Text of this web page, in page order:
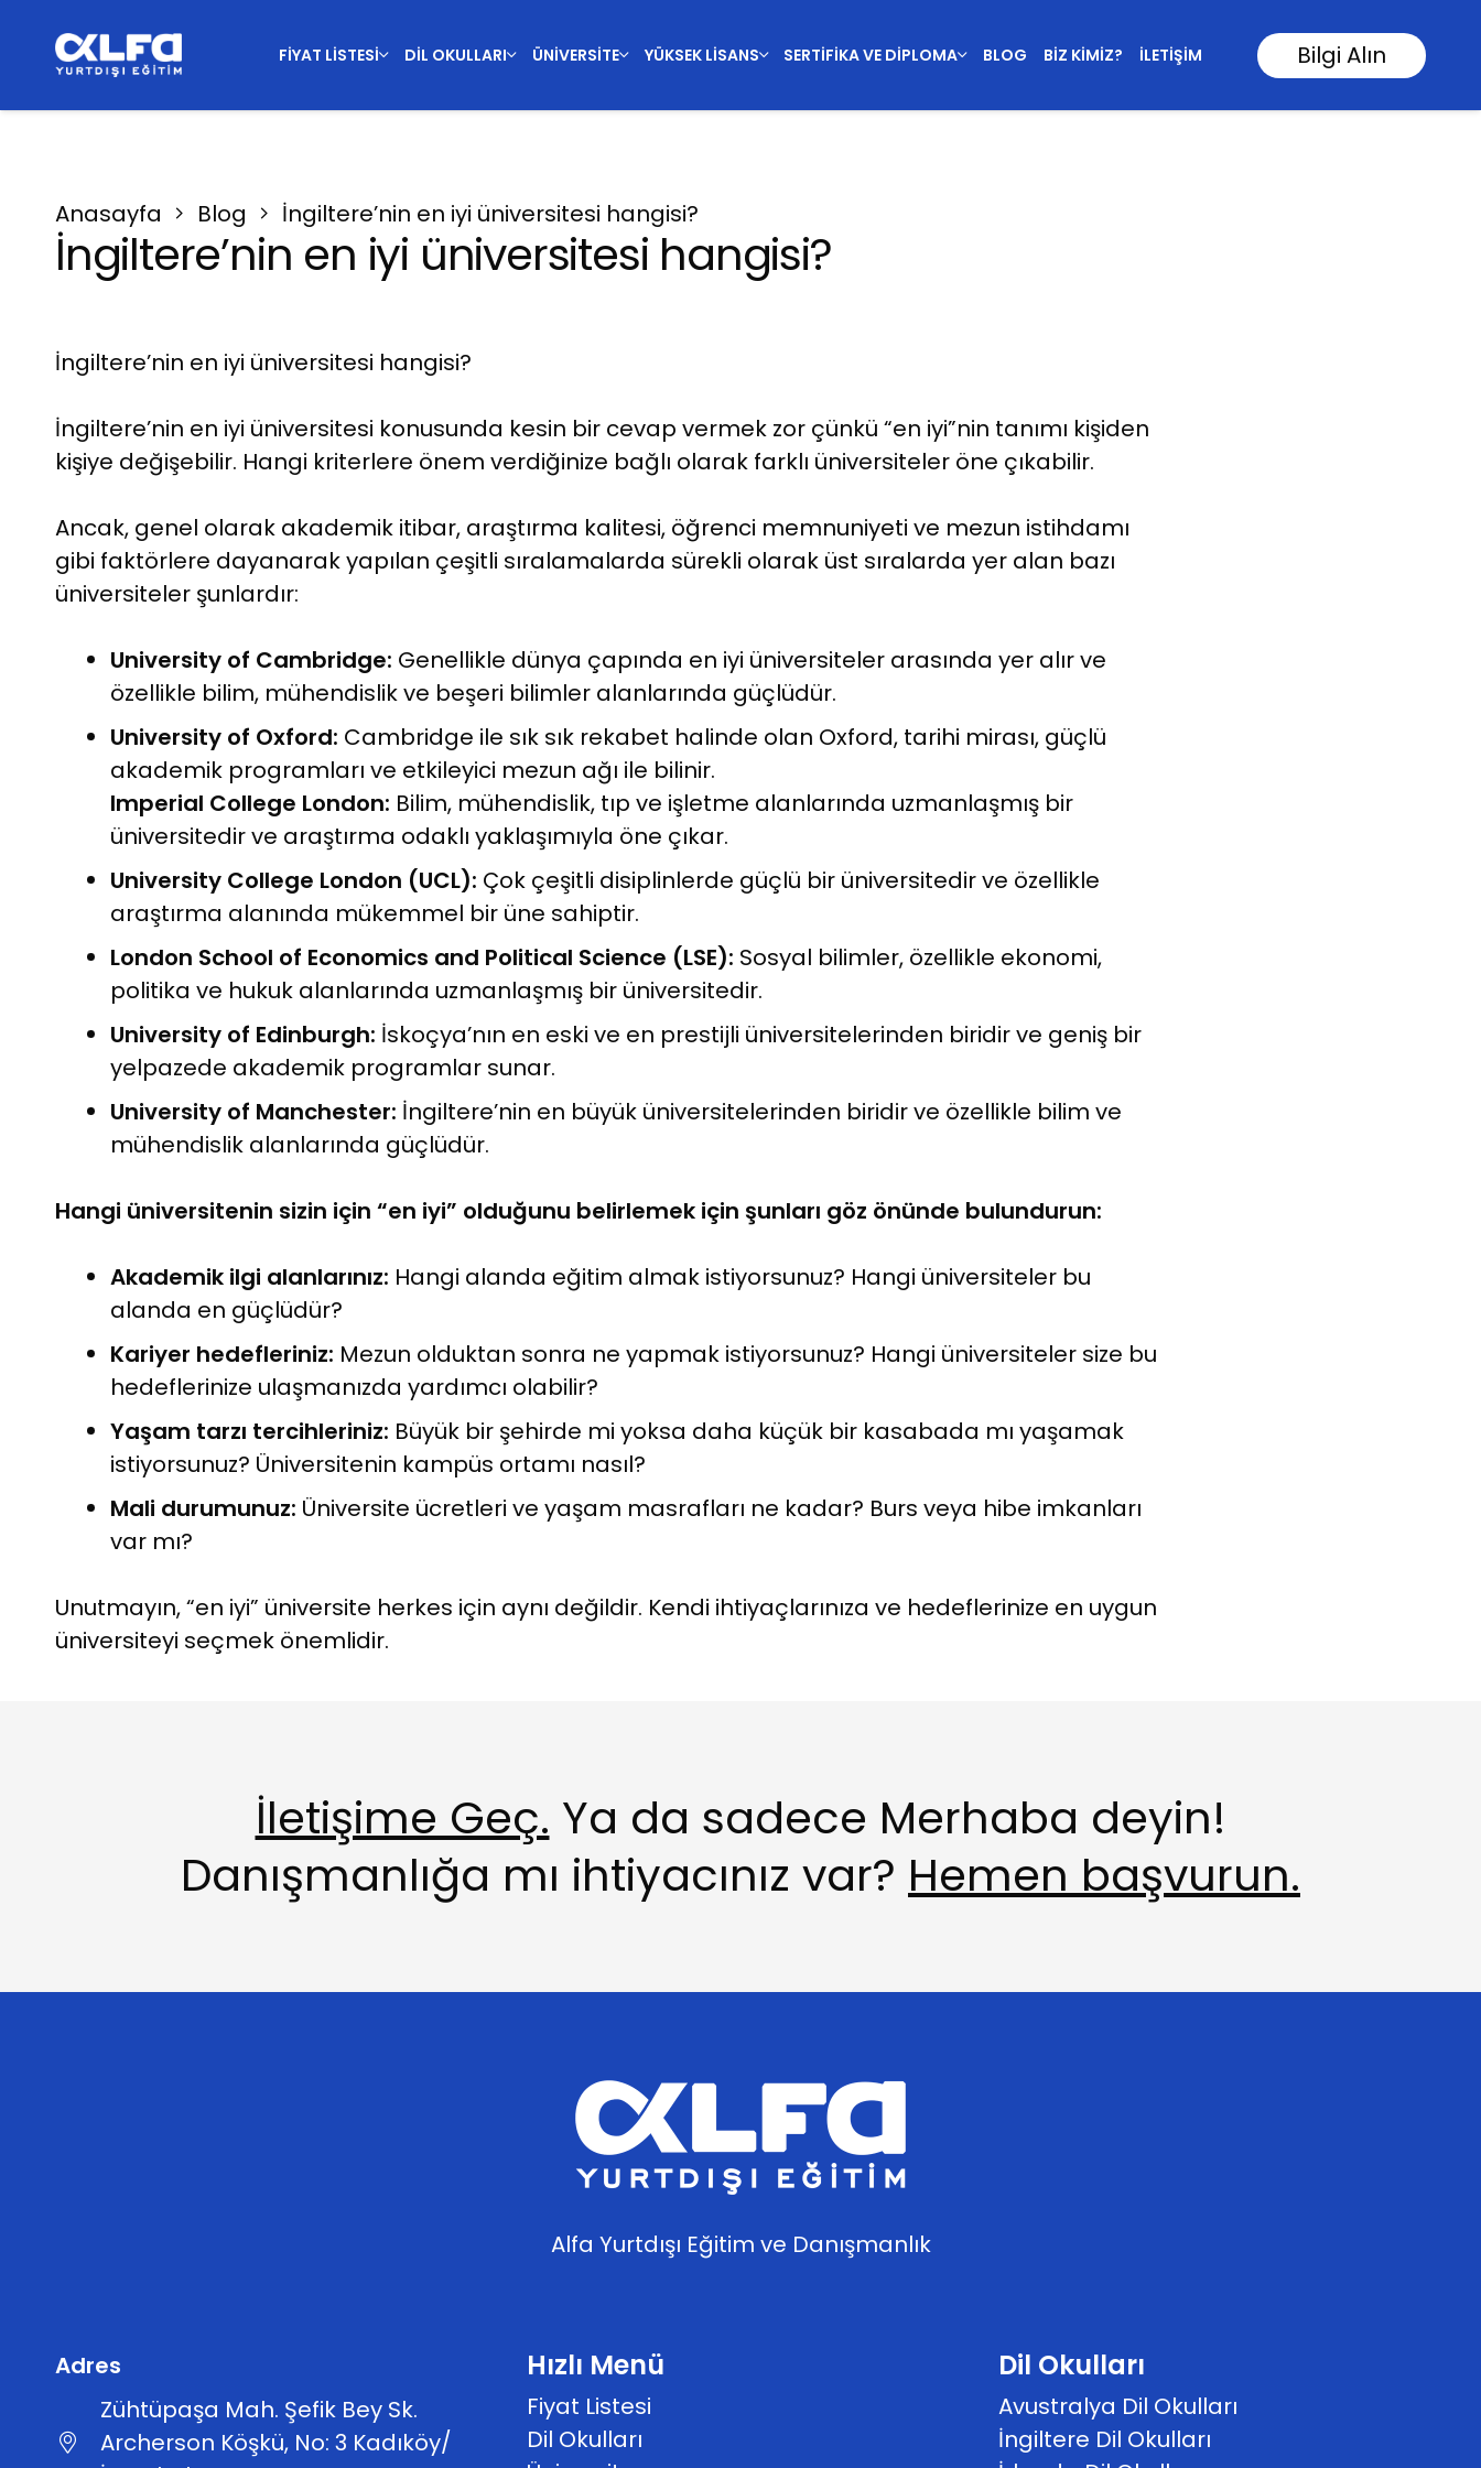
FIYAT LISTESI DIL OKULLARI ÜNIVERSITE YÜKSEK LISANS SERTIFIKA VE DIPLOMA BLOG BIZ KIMIZ? İLETIŞIM Bilgi Alın
Anasayfa Blog İngiltere’nin en iyi üniversitesi hangisi?
İngiltere’nin en iyi üniversitesi hangisi?
İngiltere’nin en iyi üniversitesi hangisi?
İngiltere’nin en iyi üniversitesi konusunda kesin bir cevap vermek zor çünkü “en iyi”nin tanımı kişiden
kişiye değişebilir. Hangi kriterlere önem verdiğinize bağlı olarak farklı üniversiteler öne çıkabilir.
Ancak, genel olarak akademik itibar, araştırma kalitesi, öğrenci memnuniyeti ve mezun istihdamı
gibi faktörlere dayanarak yapılan çeşitli sıralamalarda sürekli olarak üst sıralarda yer alan bazı
üniversiteler şunlardır:
University of Cambridge: Genellikle dünya çapında en iyi üniversiteler arasında yer alır ve
özellikle bilim, mühendislik ve beşeri bilimler alanlarında güçlüdür.
University of Oxford: Cambridge ile sık sık rekabet halinde olan Oxford, tarihi mirası, güçlü
akademik programları ve etkileyici mezun ağı ile bilinir.
Imperial College London: Bilim, mühendislik, tıp ve işletme alanlarında uzmanlaşmış bir
üniversitedir ve araştırma odaklı yaklaşımıyla öne çıkar.
University College London (UCL): Çok çeşitli disiplinlerde güçlü bir üniversitedir ve özellikle
araştırma alanında mükemmel bir üne sahiptir.
London School of Economics and Political Science (LSE): Sosyal bilimler, özellikle ekonomi,
politika ve hukuk alanlarında uzmanlaşmış bir üniversitedir.
University of Edinburgh: İskoçya’nın en eski ve en prestijli üniversitelerinden biridir ve geniş bir
yelpazede akademik programlar sunar.
University of Manchester: İngiltere’nin en büyük üniversitelerinden biridir ve özellikle bilim ve
mühendislik alanlarında güçlüdür.
Hangi üniversitenin sizin için “en iyi” olduğunu belirlemek için şunları göz önünde bulundurun:
Akademik ilgi alanlarınız: Hangi alanda eğitim almak istiyorsunuz? Hangi üniversiteler bu
alanda en güçlüdür?
Kariyer hedefleriniz: Mezun olduktan sonra ne yapmak istiyorsunuz? Hangi üniversiteler size bu
hedeflerinize ulaşmanızda yardımcı olabilir?
Yaşam tarzı tercihleriniz: Büyük bir şehirde mi yoksa daha küçük bir kasabada mı yaşamak
istiyorsunuz? Üniversitenin kampüs ortamı nasıl?
Mali durumunuz: Üniversite ücretleri ve yaşam masrafları ne kadar? Burs veya hibe imkanları
var mı?
Unutmayın, “en iyi” üniversite herkes için aynı değildir. Kendi ihtiyaçlarınıza ve hedeflerinize en uygun
üniversiteyi seçmek önemlidir.
İletişime Geç. Ya da sadece Merhaba deyin!
Danışmanlığa mı ihtiyacınız var? Hemen başvurun.
Alfa Yurtdışı Eğitim ve Danışmanlık
Adres
Zühtüpaşa Mah. Şefik Bey Sk.
Archerson Köşkü, No: 3 Kadıköy/
Hızlı Menü
Fiyat Listesi
Dil Okulları
Dil Okulları
Avustralya Dil Okulları
İngiltere Dil Okulları